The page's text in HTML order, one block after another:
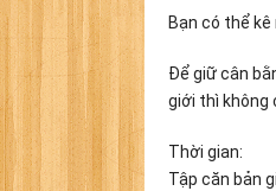
Bạn có thể
Để giữ cân
giới thì không
Thời gian:
Tập căn bản